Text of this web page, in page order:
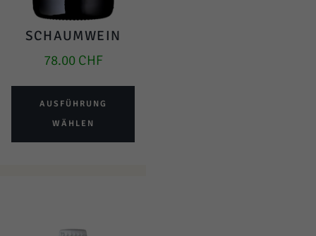
SCHAUMWEIN
78.00 CHF
AUSFÜHRUNG
WÄHLEN